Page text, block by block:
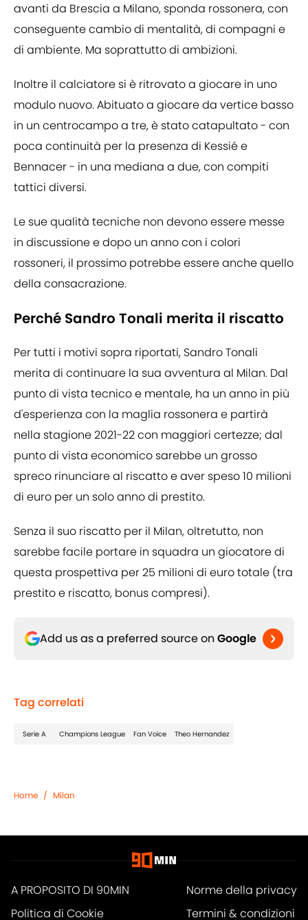
avanti da Brescia a Milano, sponda rossonera, con
conseguente cambio di mentalità, di compagni e
di ambiente. Ma soprattutto di ambizioni.
Inoltre il calciatore si è ritrovato a giocare in uno
modulo nuovo. Abituato a giocare da vertice basso
in un centrocampo a tre, è stato catapultato - con
poca continuità per la presenza di Kessié e
Bennacer - in una mediana a due, con compiti
tattici diversi.
Le sue qualità tecniche non devono essere messe
in discussione e dopo un anno con i colori
rossoneri, il prossimo potrebbe essere anche quello
della consacrazione.
Perché Sandro Tonali merita il riscatto
Per tutti i motivi sopra riportati, Sandro Tonali
merita di continuare la sua avventura al Milan. Dal
punto di vista tecnico e mentale, ha un anno in più
d'esperienza con la maglia rossonera e partirà
nella stagione 2021-22 con maggiori certezze; dal
punto di vista economico sarebbe un grosso
spreco rinunciare al riscatto e aver speso 10 milioni
di euro per un solo anno di prestito.
Senza il suo riscatto per il Milan, oltretutto, non
sarebbe facile portare in squadra un giocatore di
questa prospettiva per 25 milioni di euro totale (tra
prestito e riscatto, bonus compresi).
Add us as a preferred source on Google
Tag correlati
Serie A Champions League Fan Voice Theo Hernandez
Home / Milan
A PROPOSITO DI 90MIN
Norme della privacy
Politica di Cookie
Termini & condizioni